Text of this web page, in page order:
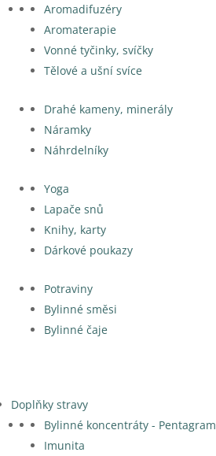
Aromadifuzéry
Aromaterapie
Vonné tyčinky, svíčky
Tělové a ušní svíce
Drahé kameny, minerály
Náramky
Náhrdelníky
Yoga
Lapače snů
Knihy, karty
Dárkové poukazy
Potraviny
Bylinné směsi
Bylinné čaje
Doplňky stravy
Bylinné koncentráty - Pentagram
Imunita